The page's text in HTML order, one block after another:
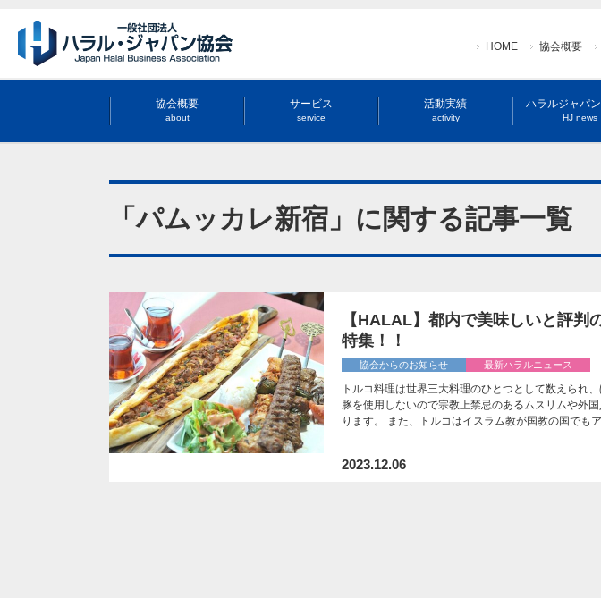
HOME 協会概要
協会概要
about
サービス
service
活動実績
activity
ハラルジャパ
HJ news
「パムッカレ新宿」に関する記事一覧
【HALAL】都内で美味しいと評判
特集！！
協会からのお知らせ 最新ハラルニュース
トルコ料理は世界三大料理のひとつとして数えられ
豚を使用しないので宗教上禁忌のあるムスリムや外
ります。 また、トルコはイスラム教が国教の国でも
2023.12.06